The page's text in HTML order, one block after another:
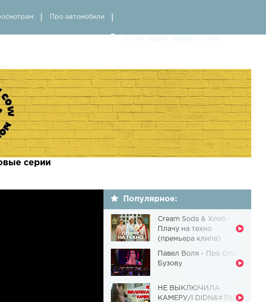
Про автомобили
серии
Популярное:
Cream Soda & Хлеб -
Плачу на техно
(премьера клипа)
Павел Воля - Про Ольгу
Бузову
НЕ ВЫКЛЮЧИЛА
КАМЕРУ/I DIDN&#39;T